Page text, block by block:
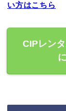
い方はこちら
CIPレン